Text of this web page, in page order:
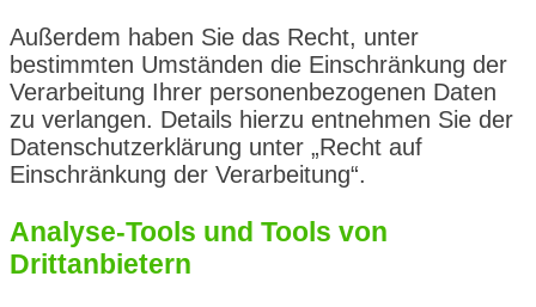
Außerdem haben Sie das Recht, unter
bestimmten Umständen die Einschränkung der
Verarbeitung Ihrer personenbezogenen Daten
zu verlangen. Details hierzu entnehmen Sie der
Datenschutzerklärung unter „Recht auf
Einschränkung der Verarbeitung“.
Analyse-Tools und Tools von
Drittanbietern